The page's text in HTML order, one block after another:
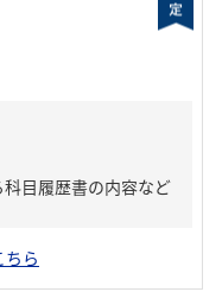
目履歴書の内容など
ら